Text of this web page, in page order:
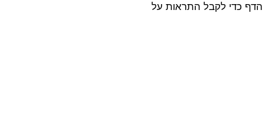
הדף כדי לקבל התראות על